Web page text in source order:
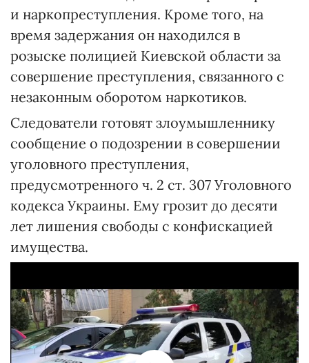
и наркопреступления. Кроме того, на
время задержания он находился в
розыске полицией Киевской области за
совершение преступления, связанного с
незаконным оборотом наркотиков.
Следователи готовят злоумышленнику
сообщение о подозрении в совершении
уголовного преступления,
предусмотренного ч. 2 ст. 307 Уголовного
кодекса Украины. Ему грозит до десяти
лет лишения свободы с конфискацией
имущества.